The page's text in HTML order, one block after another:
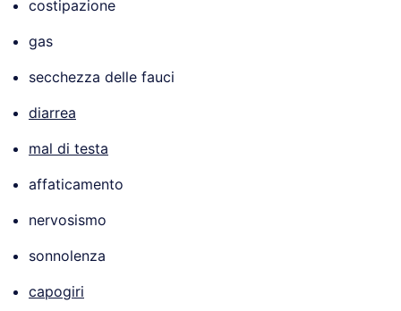
costipazione
gas
secchezza delle fauci
diarrea
mal di testa
affaticamento
nervosismo
sonnolenza
capogiri